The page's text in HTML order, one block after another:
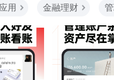
用 金融理财